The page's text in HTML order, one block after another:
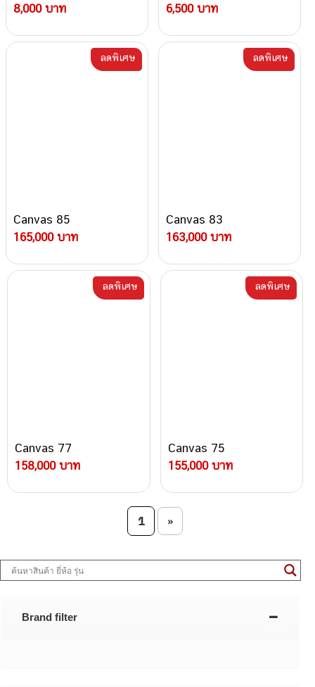
8,000 บาท
6,500 บาท
Canvas 85
165,000 บาท
ลดพิเศษ
Canvas 83
163,000 บาท
ลดพิเศษ
Canvas 77
158,000 บาท
ลดพิเศษ
Canvas 75
155,000 บาท
ลดพิเศษ
Post navigation 1 »
Brand filter